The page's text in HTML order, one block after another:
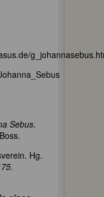
Sebus.
Hg.